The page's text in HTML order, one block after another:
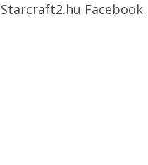
Starcraft2.hu Facebook